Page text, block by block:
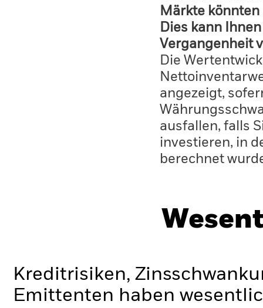
Märkte
Dies kann
Vergangenheit
Die
angezeigt,
ausfallen, falls
investieren, in
berechnet
Kreditrisiken,
Emittenten haben